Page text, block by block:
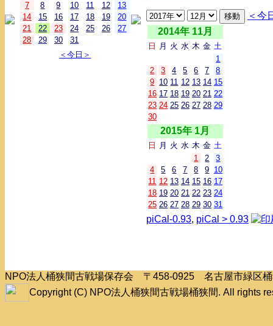
7
8 9 10 11 12
13
14
15 16 17 18 19
20
21
22 23 24 25 26
27
28
29 30
31
＜今日＞
＜今
2014年 11月
日 月 火 水 木 金 土
1
2
3 4 5 6 7
8
9 10 11 12 13 14 15
16 17 18 19 20 21 22
23 24 25 26 27 28 29
30
2015年 1月
日 月 火 水 木 金 土
1
2
3
4
5 6 7 8 9 10
11 12 13 14 15 16 17
18 19 20 21 22 23 24
25 26 27 28 29 30 31
piCal-0.93, piCal > 0.93
NPO法人桶狭間古戦場保存会 〒458-0925 名古屋市緑区
Copyright (C) NPO法人桶狭間古戦場桶狭間. All rights